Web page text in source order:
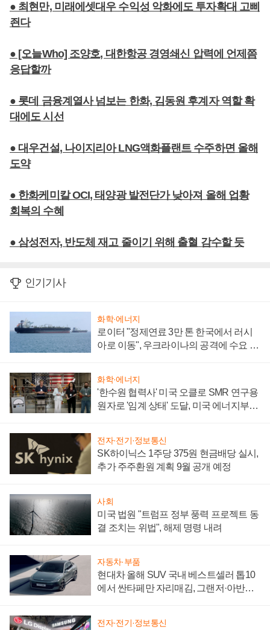
● 최현만, 미래에셋대우 수익성 악화에도 투자확대 고삐
죈다
● [오늘Who] 조양호, 대한항공 경영쇄신 압력에 언제쯤
응답할까
● 롯데 금융계열사 넘보는 한화, 김동원 후계자 역할 확
대에도 시선
● 대우건설, 나이지리아 LNG액화플랜트 수주하면 올해
도약
● 한화케미칼 OCI, 태양광 발전단가 낮아져 올해 업황
회복의 수혜
● 삼성전자, 반도체 재고 줄이기 위해 출혈 감수할 듯
인기기사
화학·에너지
로이터 "정제연료 3만 톤 한국에서 러시
아로 이동", 우크라이나의 공격에 수요 늘
화학·에너지
'한수원 협력사' 미국 오클로 SMR 연구용
원자로 '임계 상태' 도달, 미국 에너지부
전자·전기·정보통신
SK하이닉스 1주당 375원 현금배당 실시,
추가 주주환원 계획 9월 공개 예정
사회
미국 법원 "트럼프 정부 풍력 프로젝트 동
결 조치는 위법", 해제 명령 내려
자동차·부품
현대차 올해 SUV 국내 베스트셀러 톱10
에서 싼타페만 자리매김, 그랜저·아반떼
전자·전기·정보통신